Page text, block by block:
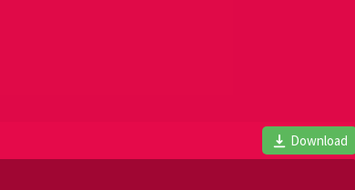
Download